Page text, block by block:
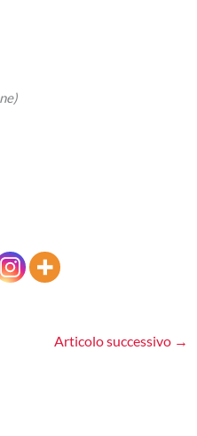
Articolo successivo →